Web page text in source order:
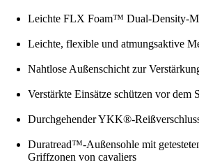
Leichte FLX Foam™ Dual-Density-
Leichte, flexible und atmungsaktive
Nahtlose Außenschicht zur
Verstärkte Einsätze schützen vor dem
Durchgehender YKK®-
Duratread™-Außensohle mit
Griffzonen von cavaliers